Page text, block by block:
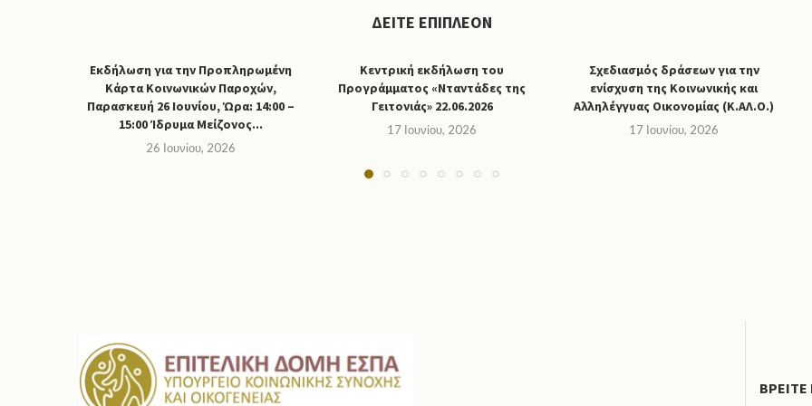
ΔΕΊΤΕ ΕΠΙΠΛΈΟΝ
Εκδήλωση για την Προπληρωμένη
Κάρτα Κοινωνικών Παροχών,
Παρασκευή 26 Ιουνίου, Ώρα: 14:00 –
15:00 Ίδρυμα Μείζονος...
26 Ιουνίου, 2026
Κεντρική εκδήλωση του
Προγράμματος «Νταντάδες της
Γειτονιάς» 22.06.2026
17 Ιουνίου, 2026
Σχεδιασμός δράσεων για την
ενίσχυση της Κοινωνικής και
Αλληλέγγυας Οικονομίας (Κ.ΑΛ.Ο.)
17 Ιουνίου, 2026